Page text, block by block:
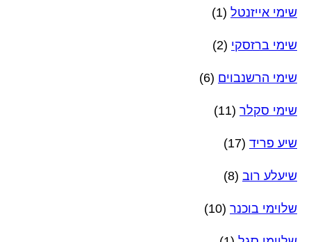
שימי אייזנטל (1)
שימי ברזסקי (2)
שימי הרשנבוים (6)
שימי סקלר (11)
שיע פריד (17)
שיעלע רוב (8)
שלוימי בוכנר (10)